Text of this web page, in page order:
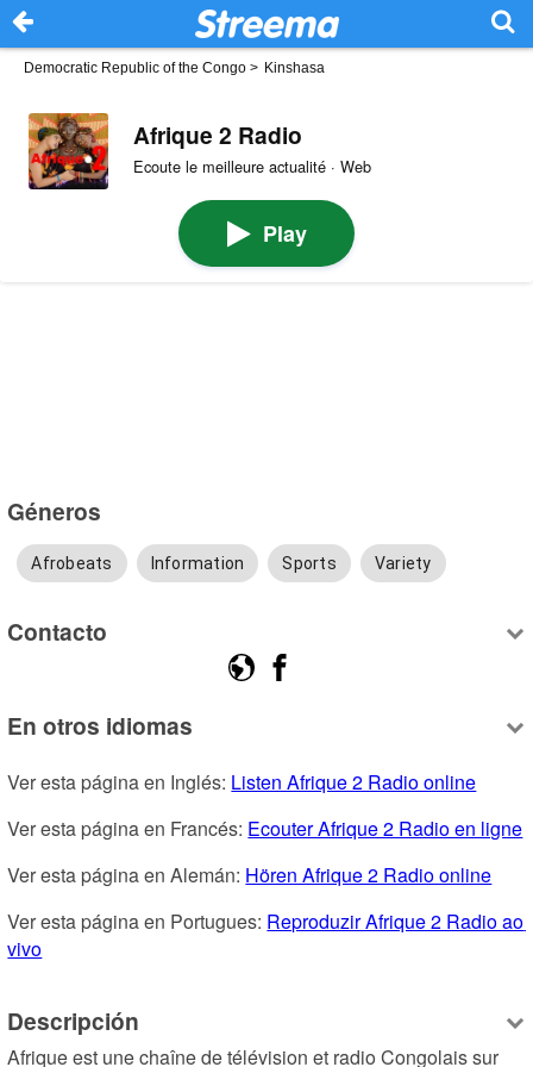
Democratic Republic of the Congo > Kinshasa
Afrique 2 Radio
Ecoute le meilleure actualité · Web
Play
Géneros
Afrobeats Information Sports Variety
Contacto
En otros idiomas
Ver esta página en Inglés: Listen Afrique 2 Radio online
Ver esta página en Francés: Ecouter Afrique 2 Radio en ligne
Ver esta página en Alemán: Hören Afrique 2 Radio online
Ver esta página en Portugues: Reproduzir Afrique 2 Radio ao
vivo
Descripción
Afrique est une chaîne de télévision et radio Congolais sur